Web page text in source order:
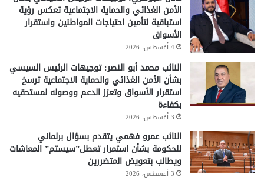
الأمن الغذائي والحماية الاجتماعية تعكس رؤية
استباقية لتأمين احتياجات المواطنين واستقرار
الأسواق
4 أغسطس، 2026
النائب محمد أبو النصر: توجيهات الرئيس السيسي
بشأن الأمن الغذائي والحماية الاجتماعية ترسخ
استقرار الأسواق وتعزز الدعم ووصوله لمستحقيه
بكفاءة
3 أغسطس، 2026
النائب عمرو فهمي يتقدم بسؤال برلماني
للحكومة بشأن استمرار تعطل”سيستم” المعاشات
ويطالب بتعويض المتضررين
3 أغسطس، 2026